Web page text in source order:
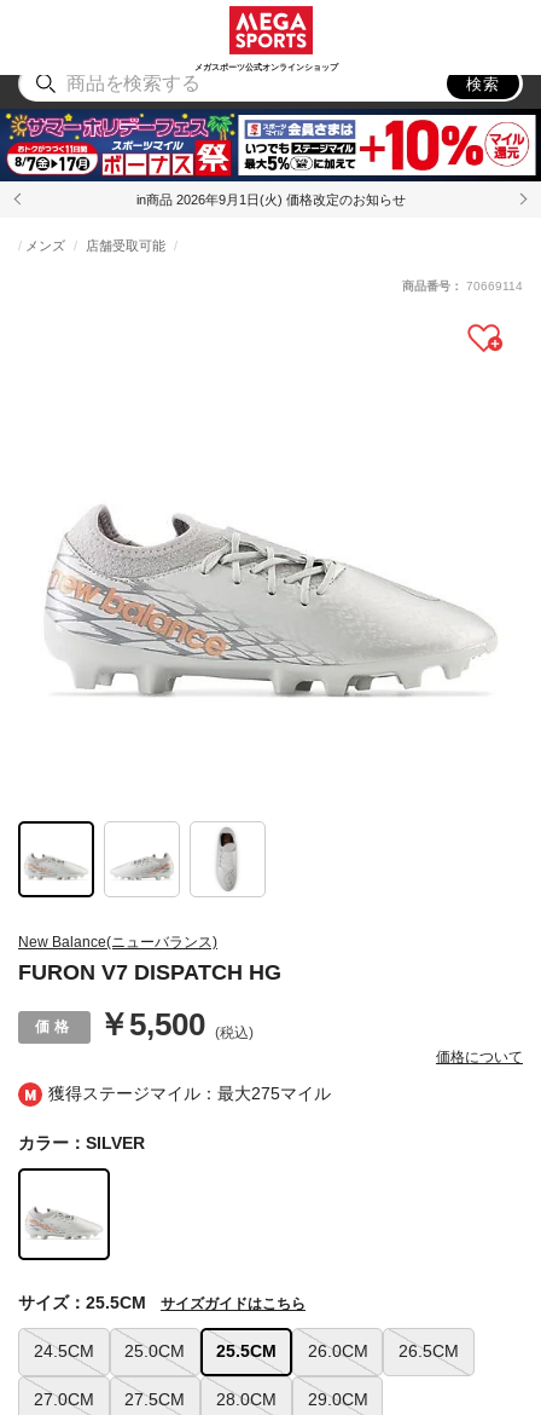
メガスポーツ公式オンラインショップ
アウトドア
検索
in商品 2026年9月1日(火) 価格改定のお知らせ
獲得ステージマイル：最大275マイル
New Balance(ニューバランス)
FURON V7 DISPATCH HG
メンズ 店舗受取可能
￥5,500 (税込)
価格について
商品番号： 70669114
カラー：SILVER
24.5CM 25.0CM 25.5CM 26.0CM 26.5CM
27.0CM 27.5CM 28.0CM 29.0CM
サイズ：25.5CM サイズガイドはこちら